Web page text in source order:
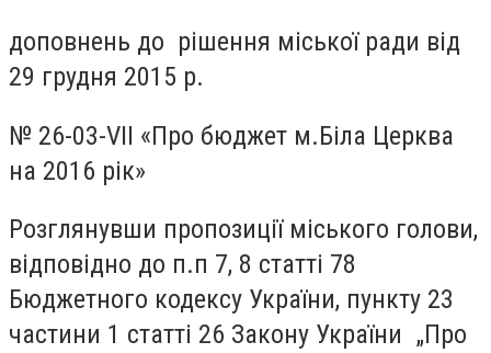
доповнень до рішення міської ради від
29 грудня 2015 р.
№ 26-03-VII «Про бюджет м.Біла Церква
на 2016 рік»
Розглянувши пропозиції міського голови,
відповідно до п.п 7, 8 статті 78
Бюджетного кодексу України, пункту 23
частини 1 статті 26 Закону України „Про